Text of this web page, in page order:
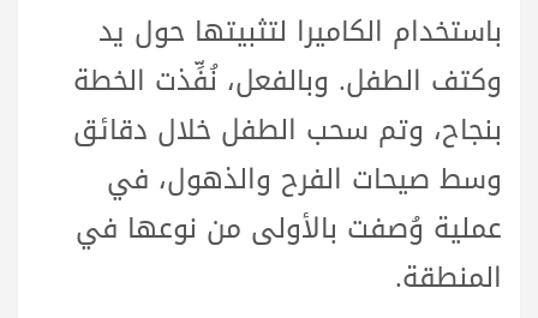
باستخدام الكاميرا لتثبيتها حول يد
وكتف الطفل. وبالفعل، نُفِّذت الخطة
بنجاح، وتم سحب الطفل خلال دقائق
وسط صيحات الفرح والذهول، في
عملية وُصفت بالأولى من نوعها في
المنطقة.